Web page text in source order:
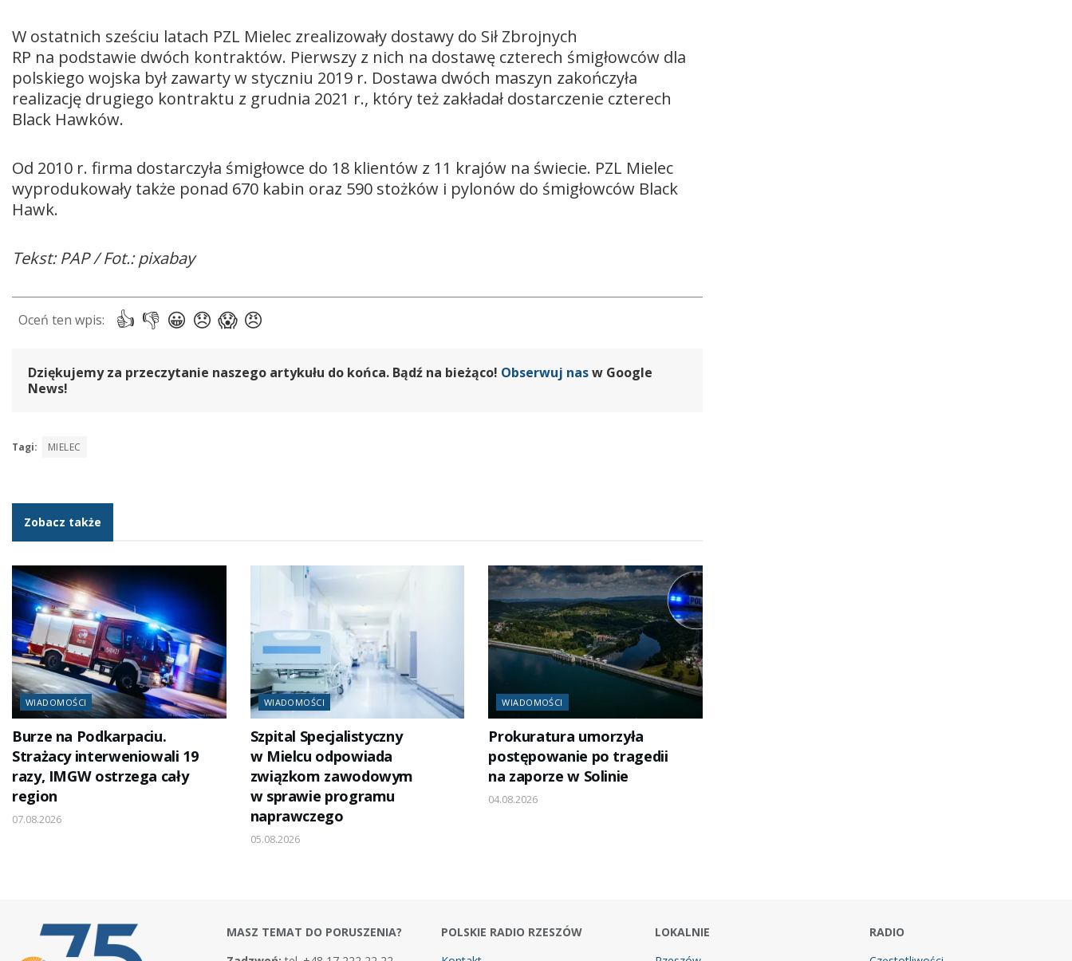
W ostatnich sześciu latach PZL Mielec zrealizowały dostawy do Sił Zbrojnych
RP na podstawie dwóch kontraktów. Pierwszy z nich na dostawę czterech śmigłowców dla
polskiego wojska był zawarty w styczniu 2019 r. Dostawa dwóch maszyn zakończyła
realizację drugiego kontraktu z grudnia 2021 r., który też zakładał dostarczenie czterech
Black Hawków.
Od 2010 r. firma dostarczyła śmigłowce do 18 klientów z 11 krajów na świecie. PZL Mielec
wyprodukowały także ponad 670 kabin oraz 590 stożków i pylonów do śmigłowców Black
Hawk.
Tekst: PAP / Fot.: pixabay
Dziękujemy za przeczytanie naszego artykułu do końca. Bądź na bieżąco! Obserwuj nasw Google
News!
Tagi: MIELEC
Zobacz także
WIADOMOŚCI
Burze na Podkarpaciu.
Strażacy interweniowali 19
razy, IMGW ostrzega cały
region
07.08.2026
WIADOMOŚCI
Szpital Specjalistyczny
w Mielcu odpowiada
związkom zawodowym
w sprawie programu
naprawczego
05.08.2026
WIADOMOŚCI
Prokuratura umorzyła
postępowanie po tragedii
na zaporze w Solinie
04.08.2026
MASZ TEMAT DO PORUSZENIA?
POLSKIE RADIO RZESZÓW
LOKALNIE
RADIO